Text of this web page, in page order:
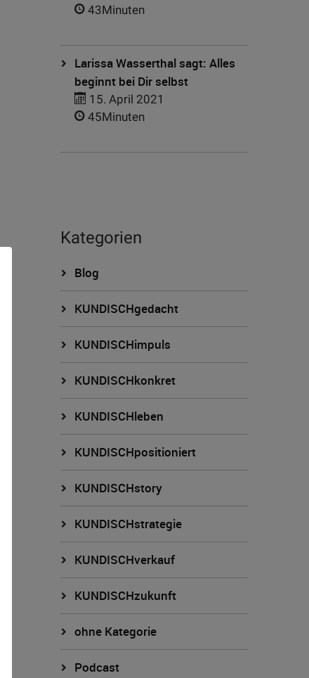
43Minuten
Larissa Wasserthal sagt: Alles
beginnt bei Dir selbst
15. April 2021
45Minuten
Kategorien
Blog
KUNDISCHgedacht
KUNDISCHimpuls
KUNDISCHkonkret
KUNDISCHleben
KUNDISCHpositioniert
KUNDISCHstory
KUNDISCHstrategie
KUNDISCHverkauf
KUNDISCHzukunft
ohne Kategorie
Podcast